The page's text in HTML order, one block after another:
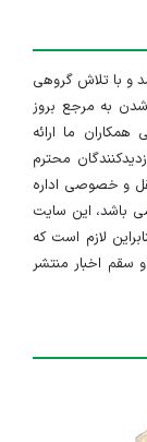
۱۳۹۱/۱/۱۰ راه اندازی شد و با تلاش گروهی
به مرجع بروز
ما ارائه
محترم
و خصوصی اداره
باشد، این سایت
لازم است که
اخبار منتشر